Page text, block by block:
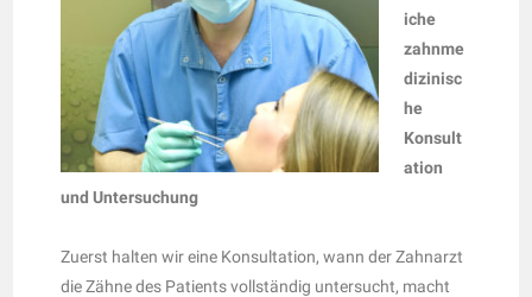
iche
zahnme
dizinisc
he
Konsult
ation
und Untersuchung
Zuerst halten wir eine Konsultation, wann der Zahnarzt
die Zähne des Patients vollständig untersucht, macht